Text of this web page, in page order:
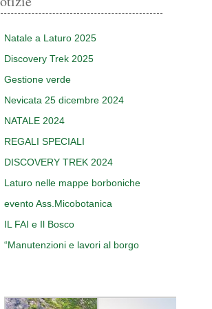
Natale a Laturo 2025
Discovery Trek 2025
Gestione verde
Nevicata 25 dicembre 2024
NATALE 2024
REGALI SPECIALI
DISCOVERY TREK 2024
Laturo nelle mappe borboniche
evento Ass.Micobotanica
IL FAI e Il Bosco
“Manutenzioni e lavori al borgo